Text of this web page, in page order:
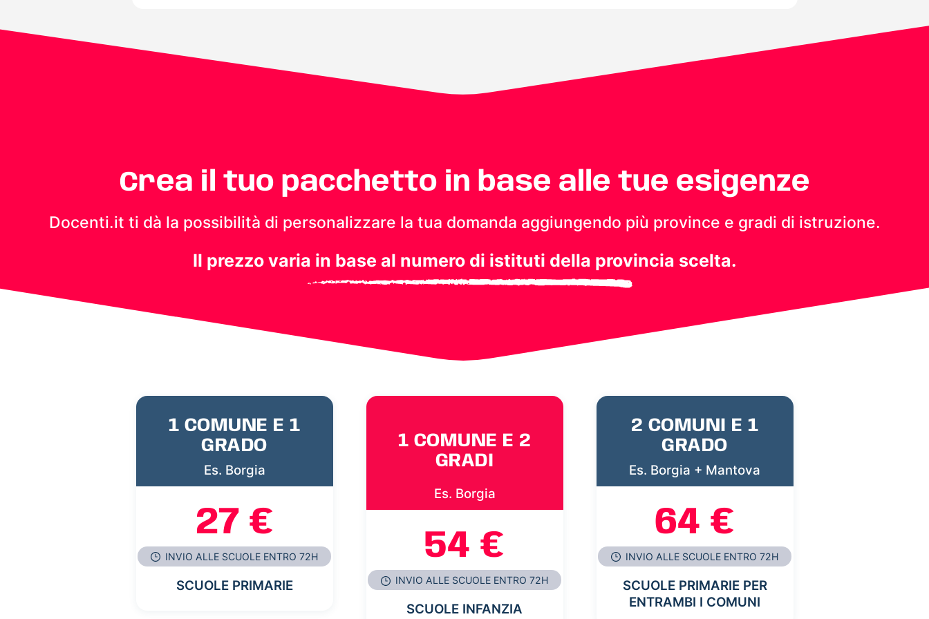
Crea il tuo pacchetto in base alle tue esigenze
Docenti.it ti dà la possibilità di personalizzare la tua domanda aggiungendo più province e gradi di istruzione.
Il prezzo varia in base al numero di istituti della provincia scelta.
1 COMUNE E 1
GRADO
Es. Borgia
27 €
INVIO ALLE SCUOLE ENTRO 72H
SCUOLE PRIMARIE
1 COMUNE E 2
GRADI
Es. Borgia
54 €
INVIO ALLE SCUOLE ENTRO 72H
SCUOLE INFANZIA
2 COMUNI E 1
GRADO
Es. Borgia + Mantova
64 €
INVIO ALLE SCUOLE ENTRO 72H
SCUOLE PRIMARIE PER
ENTRAMBI I COMUNI